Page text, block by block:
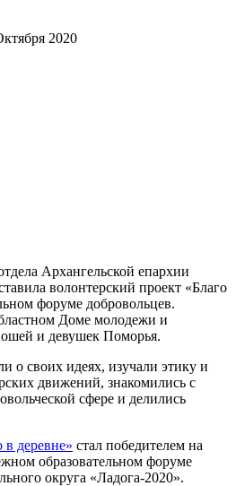
2020
Архангельской епархии
волонтерский проект «Благо
форуме добровольцев.
Доме молодежи и
и девушек Поморья.
о своих идеях, изучали этику и
движений, знакомились с
сфере и делились
в деревне» стал победителем на
образовательном форуме
округа «Ладога-2020».